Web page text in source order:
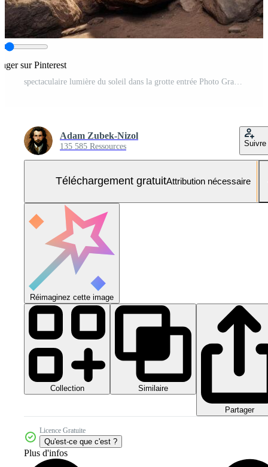
sur Pinterest
Adam Zubek-Nizol
135 585 Ressources Suivre
Téléchargement gratuitAttribution nécessaire
Réimaginez cette image
Collection Similaire
Partager
Licence Gratuite
Qu'est-ce que c'est ?
Plus d'infos